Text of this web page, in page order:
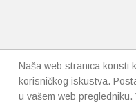
Naša web stranica koristi
korisničkog iskustva.
u vašem web